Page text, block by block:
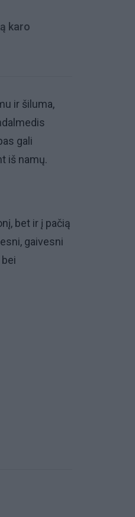
karo
ir šiluma,
gali
iš namų.
bet ir į pačią
gaivesni